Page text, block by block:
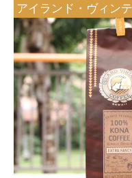
アイランド・ヴィン